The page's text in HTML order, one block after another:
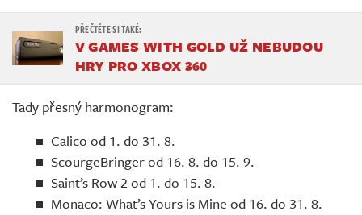
V GAMES WITH GOLD UŽ NEBUDOU
HRY PRO XBOX 360
Tady přesný harmonogram:
Calico od 1. do 31. 8.
ScourgeBringer od 16. 8. do 15. 9.
Saint’s Row 2 od 1. do 15. 8.
Monaco: What’s Yours is Mine od 16. do 31. 8.